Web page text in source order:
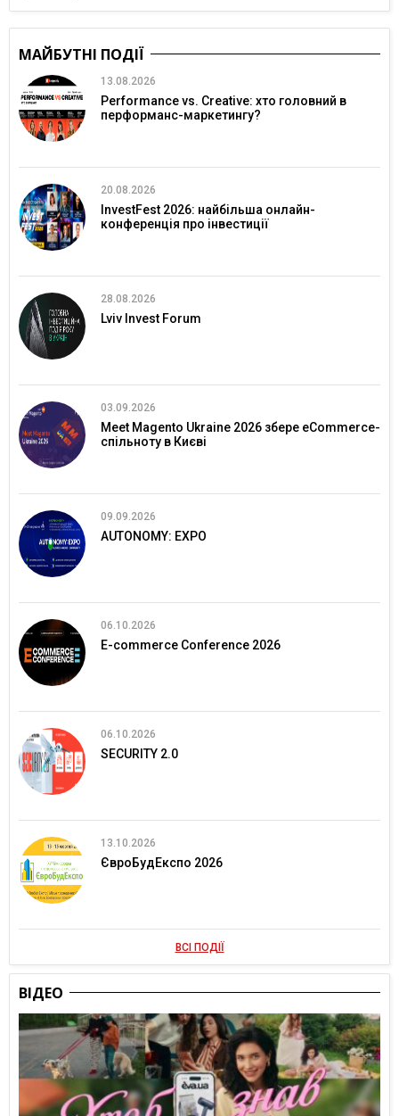
МАЙБУТНІ ПОДІЇ
13.08.2026
Performance vs. Creative: хто головний в
перформанс-маркетингу?
20.08.2026
InvestFest 2026: найбільша онлайн-
конференція про інвестиції
28.08.2026
Lviv Invest Forum
03.09.2026
Meet Magento Ukraine 2026 збере eCommerce-
спільноту в Києві
09.09.2026
AUTONOMY: EXPO
06.10.2026
E-commerce Conference 2026
06.10.2026
SECURITY 2.0
13.10.2026
ЄвроБудЕкспо 2026
ВСІ ПОДІЇ
ВІДЕО